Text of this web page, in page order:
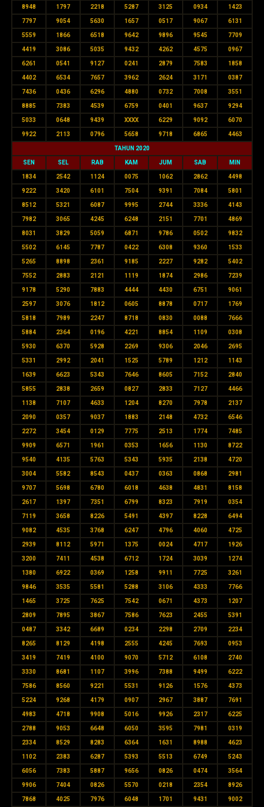
8948 1797 2218 5287 3125 0934 1423
7797 9054 5630 1657 0517 9067 6131
5559 1866 6518 9642 9896 9545 7709
4419 3086 5035 9432 4262 4575 0967
6261 0541 9127 0241 2879 7583 1858
4402 6534 7657 3962 2624 3171 0387
7436 0436 6296 4880 0732 7008 3551
8885 7383 4539 6759 0401 9637 9294
5033 0648 9439 XXXX 6229 9092 6070
9922 2113 0796 5658 9718 6865 4463
TAHUN 2020
SEN SEL RAB KAM JUM SAB MIN
1834 2542 1124 0075 1062 2862 4498
9222 3420 6101 7504 9391 7084 5801
8512 5321 6087 9995 2744 3336 4143
7982 3065 4245 6248 2151 7701 4869
8031 3829 5059 6871 9786 0502 9832
5502 6145 7787 0422 6308 9360 1533
5265 8898 2361 9185 2227 9282 5402
7552 2883 2121 1119 1874 2986 7239
9178 5290 7883 4444 4430 6751 9061
2597 3076 1812 0605 8878 0717 1769
5818 7989 2247 8718 0830 0088 7666
5884 2364 0196 4221 8854 1109 0308
5930 6370 5928 2269 9306 2046 2695
5331 2992 2041 1525 5789 1212 1143
1639 6623 5343 7646 8605 7152 2840
5855 2838 2659 0827 2833 7127 4466
1138 7107 4633 1204 8270 7978 2137
2090 0357 9037 1883 2148 4732 6546
2272 3454 0129 7775 2513 1774 7485
9909 6571 1961 0353 1656 1130 8722
9540 4135 5763 5343 5935 2138 4720
3004 5582 8543 0437 0363 0868 2981
9707 5698 6780 6018 4638 4831 8158
2617 1397 7351 6799 8323 7919 0354
7119 3658 8226 5491 4397 8228 6494
9082 4535 3768 6247 4796 4060 4725
2939 8112 5971 1375 0024 4717 1926
3200 7411 4538 6712 1724 3039 1274
1380 6922 0369 1258 9911 7725 3261
9846 3535 5581 5288 3106 4333 7766
1465 3725 7625 7542 0671 4373 1207
2809 7895 3867 7586 7623 2455 5391
0487 3342 6689 0234 2298 2709 2234
8265 8129 4198 2555 4245 7693 0953
3419 7419 4100 9070 5712 6108 2740
3330 8681 1107 3996 7388 9499 6222
7586 8560 9221 5531 9126 1576 4373
5224 9268 4179 0907 2967 3887 7691
4983 4718 9908 5016 9926 2317 6225
2788 9053 6648 6050 3595 7981 0319
2334 8529 8283 6364 1631 8988 4623
1102 2383 6287 5393 5513 6749 5243
6056 7383 5887 9656 0826 0474 3564
9906 7404 0826 5570 0218 2354 8926
7868 4025 7976 6048 1701 9431 9002